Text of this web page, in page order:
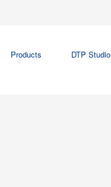
Products DTP Studio